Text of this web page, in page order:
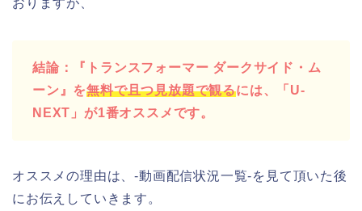
おりますが、
結論：『トランスフォーマー ダークサイド・ム
ーン』を無料で且つ見放題で観るには、「U-
NEXT」が1番オススメです。
オススメの理由は、-動画配信状況一覧-を見て頂いた後
にお伝えしていきます。